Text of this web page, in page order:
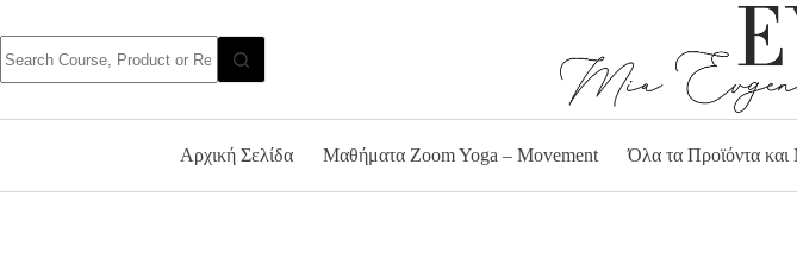
Αρχική Σελίδα Μαθήματα Zoom Yoga – Movement Όλα τα Προϊόντα